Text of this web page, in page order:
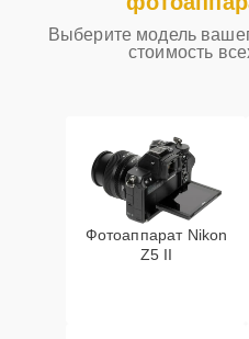
Выберите модель
стоимость
Фотоаппарат Nikon
Z5 II